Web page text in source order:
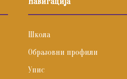
Школа
Образовни профили
Упис